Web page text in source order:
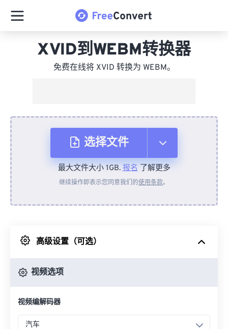
XVID到WEBM转换器
免费在线将 XVID 转换为 WEBM。
选择文件
从设备
来自 Google Drive
最大文件大小 1GB.报名了解更多
继续操作即表示您同意我们的使用条款。
高级设置（可选）
视频选项
视频编解码器
汽车